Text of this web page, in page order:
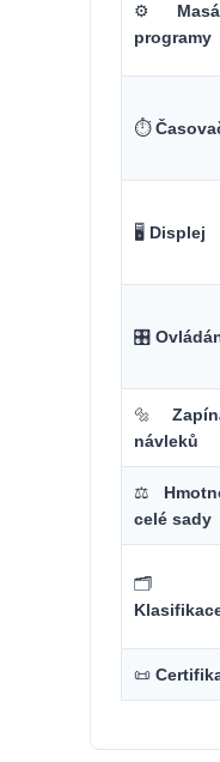
⚙️
programy
⏱️
🖥️ Displej
🎛️
🔩
návleků
⚖️
celé sady
📜